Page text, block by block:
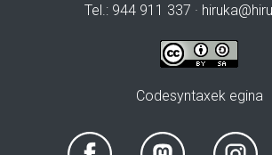
Tel.: 944 911 337 ·
Codesyntaxek egina